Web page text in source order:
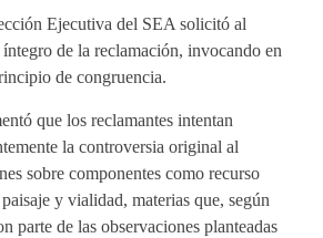
Ejecutiva del SEA solicitó al
de la reclamación, invocando en
de congruencia.
que los reclamantes intentan
la controversia original al
sobre componentes como recurso
y vialidad, materias que, según
parte de las observaciones planteadas